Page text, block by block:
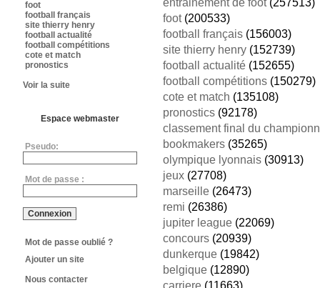
foot
football français
site thierry henry
football actualité
football compétitions
cote et match
pronostics
Voir la suite
Espace webmaster
Pseudo:
Mot de passe :
Mot de passe oublié ?
Ajouter un site
Nous contacter
entrainement de foot(257513)
foot(200533)
football français(156003)
site thierry henry(152739)
football actualité(152655)
football compétitions(150279)
cote et match (135108)
pronostics(92178)
classement final du
bookmakers(35265)
olympique lyonnais(30913)
jeux(27708)
marseille(26473)
remi (26386)
jupiter league(22069)
concours(20939)
dunkerque(19842)
belgique(12890)
carriere(11663)